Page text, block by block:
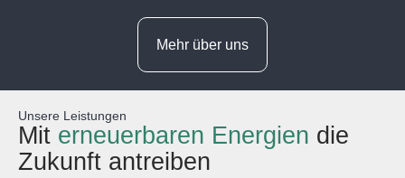
Mehr über uns
Unsere Leistungen
Mit erneuerbaren Energien die
Zukunft antreiben